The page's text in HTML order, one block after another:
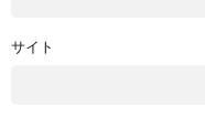
サイト